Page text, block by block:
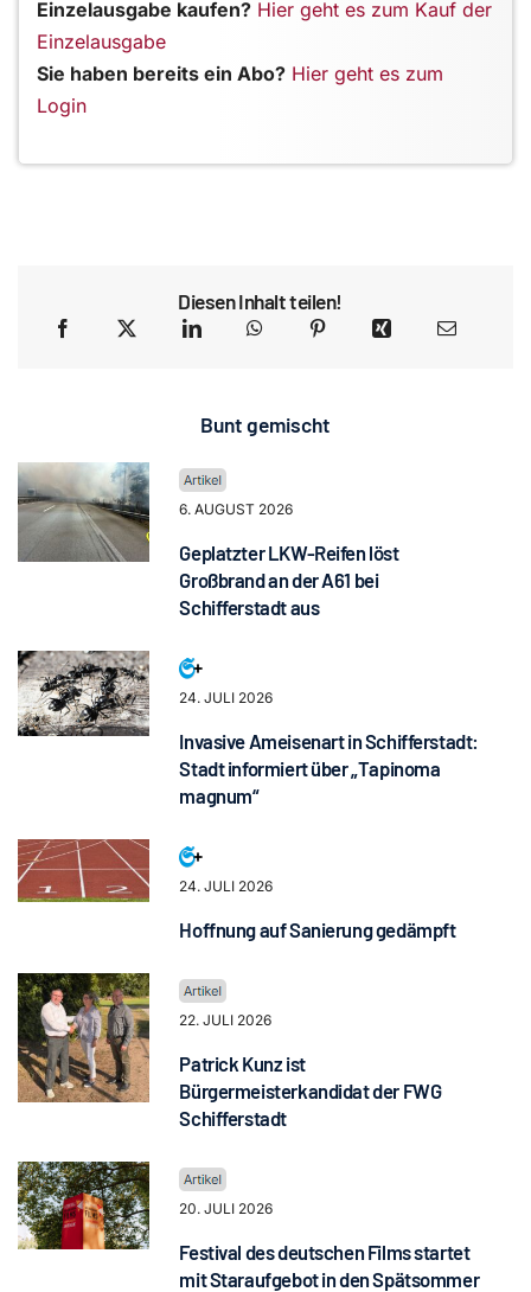
Einzelausgabe kaufen? Hier geht es zum Kauf der
Einzelausgabe
Sie haben bereits ein Abo? Hier geht es zum
Login
Diesen Inhalt teilen!
Bunt gemischt
6. AUGUST 2026
Geplatzter LKW-Reifen löst
Großbrand an der A61 bei
Schifferstadt aus
24. JULI 2026
Invasive Ameisenart in Schifferstadt:
Stadt informiert über „Tapinoma
magnum“
24. JULI 2026
Hoffnung auf Sanierung gedämpft
22. JULI 2026
Patrick Kunz ist
Bürgermeisterkandidat der FWG
Schifferstadt
20. JULI 2026
Festival des deutschen Films startet
mit Staraufgebot in den Spätsommer